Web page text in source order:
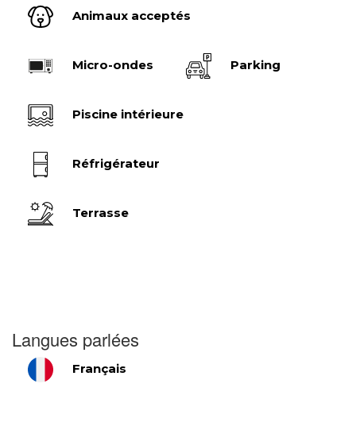
Animaux acceptés
Micro-ondes Parking
Piscine intérieure
Réfrigérateur
Terrasse
Langues parlées
Français